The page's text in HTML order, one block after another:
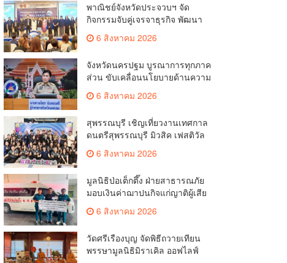
พาณิชย์จังหวัดประจวบฯ จัด
กิจกรรมจับคู่เจรจาธุรกิจ พัฒนา
ศักยภาพ ผู้ประกอบการ ขยายช่อง
ทางการค้า สู่การค้าระหว่าง
6 สิงหาคม 2026
จังหวัดนครปฐม บูรณาการทุกภาค
ส่วน ขับเคลื่อนนโยบายด้านความ
มั่นคง ยกระดับการป้องกัน
อาชญากรรมทางเทคโนโลยี
6 สิงหาคม 2026
สุพรรณบุรี เชิญเที่ยวงานเทศกาล
ดนตรีสุพรรณบุรี มิวสิค เฟสติวัล
มันส์ เหน่อมาก
6 สิงหาคม 2026
มูลนิธิป่อเต็กตึ๊ง ฝ่ายสาธารณภัย
มอบเงินค่าฌาปนกิจแก่ญาติผู้เสีย
ชีวิต จากเหตุเพลิงไหม้ โรงเบียร์ ณ
ลาดพร้าว จำนวน 20,000 บาท
6 สิงหาคม 2026
วัดศรีเรืองบุญ จัดพิธีถวายเทียน
พรรษามูลนิธิมิราเคิล ออฟไลฟ์